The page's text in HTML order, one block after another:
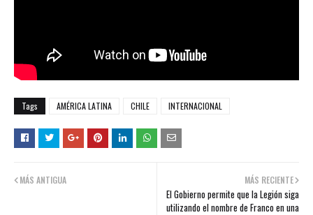
Tags AMÉRICA LATINA CHILE INTERNACIONAL
MÁS RECIENTE
El Gobierno permite que la Legión siga
utilizando el nombre de Franco en una
MÁS ANTIGUA